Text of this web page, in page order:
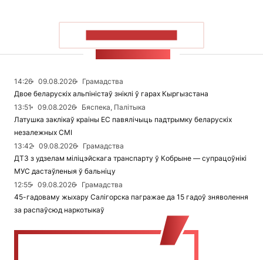
14:26 09.08.2026
Грамадства
Двое беларускіх альпіністаў зніклі ў гарах Кыргызстана
13:51
09.08.2026
Бяспека, Палітыка
Латушка заклікаў краіны ЕС павялічыць падтрымку беларускіх
незалежных СМІ
13:42
09.08.2026
Грамадства
ДТЗ з удзелам міліцэйскага транспарту ў Кобрыне — супрацоўнікі
МУС дастаўленыя ў бальніцу
12:55
09.08.2026
Грамадства
45-гадоваму жыхару Салігорска пагражае да 15 гадоў зняволення
за распаўсюд наркотыкаў